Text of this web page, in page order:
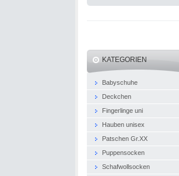
KATEGORIEN
Babyschuhe
Deckchen
Fingerlinge uni
Hauben unisex
Patschen Gr.XX
Puppensocken
Schafwollsocken